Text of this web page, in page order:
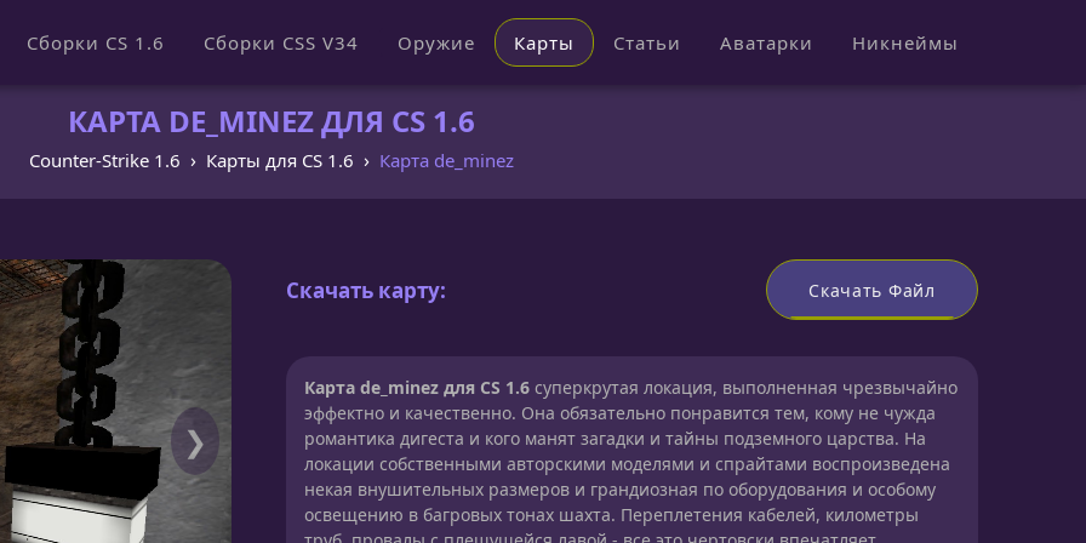
Сборки CS 1.6 Сборки CSS V34 Оружие Карты Статьи Аватарки Никнеймы
КАРТА DE_MINEZ ДЛЯ CS 1.6
Counter-Strike 1.6 Карты для CS 1.6 Карта de_minez
❯
Скачать карту: Скачать Файл
Карта de_minez для CS 1.6 суперкрутая локация, выполненная чрезвычайно
эффектно и качественно. Она обязательно понравится тем, кому не чужда
романтика дигеста и кого манят загадки и тайны подземного царства. На
локации собственными авторскими моделями и спрайтами воспроизведена
некая внушительных размеров и грандиозная по оборудования и особому
освещению в багровых тонах шахта. Переплетения кабелей, километры